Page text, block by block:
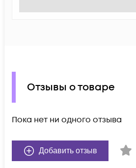
Отзывы о товаре
Пока нет ни одного отзыва
Добавить отзыв